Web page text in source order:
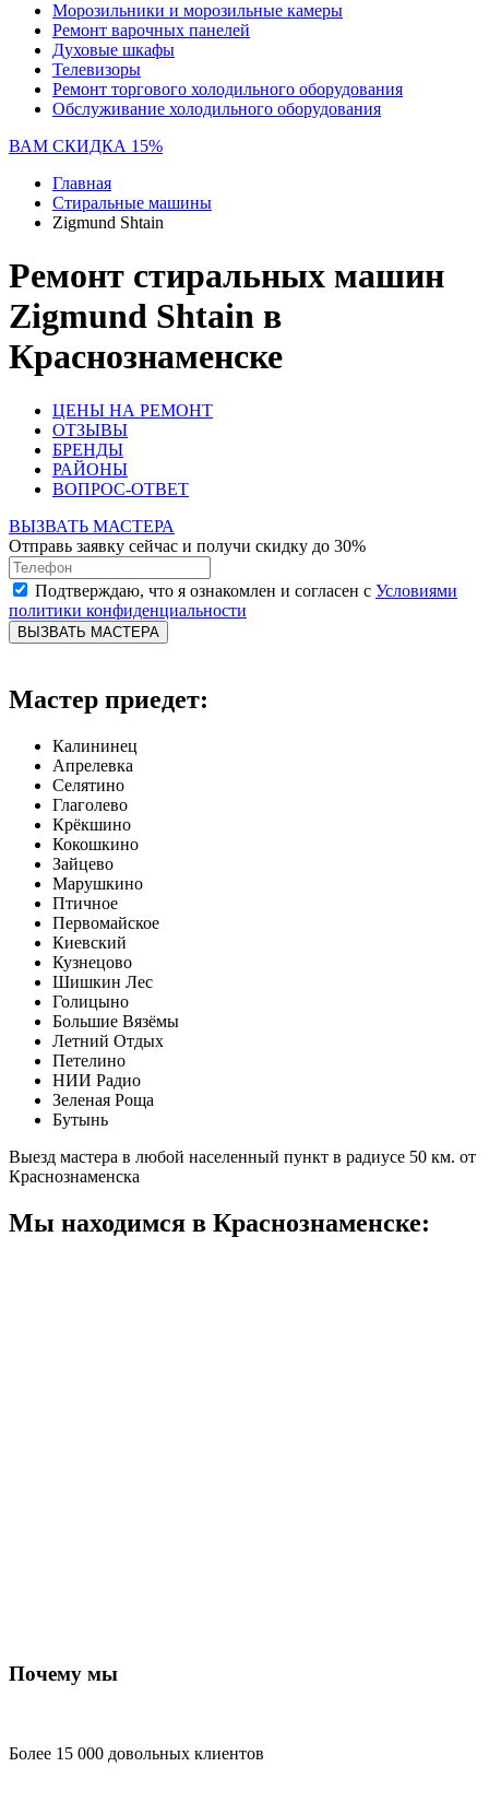
Морозильники и морозильные камеры
Ремонт варочных панелей
Духовые шкафы
Телевизоры
Ремонт торгового холодильного оборудования
Обслуживание холодильного оборудования
ВАМ СКИДКА 15%
Главная
Стиральные машины
Zigmund Shtain
Ремонт стиральных машин
Zigmund Shtain в
Краснознаменске
ЦЕНЫ НА РЕМОНТ
ОТЗЫВЫ
БРЕНДЫ
РАЙОНЫ
ВОПРОС-ОТВЕТ
ВЫЗВАТЬ МАСТЕРА
Отправь заявку сейчас и получи скидку до 30%
Подтверждаю, что я ознакомлен и согласен с Условиями
политики конфиденциальности
ВЫЗВАТЬ МАСТЕРА
Мастер приедет:
Калининец
Апрелевка
Селятино
Глаголево
Крёкшино
Кокошкино
Зайцево
Марушкино
Птичное
Первомайское
Киевский
Кузнецово
Шишкин Лес
Голицыно
Большие Вязёмы
Летний Отдых
Петелино
НИИ Радио
Зеленая Роща
Бутынь
Выезд мастера в любой населенный пункт в радиусе 50 км. от
Краснознаменска
Мы находимся в Краснознаменске:
Почему мы
Более 15 000 довольных клиентов